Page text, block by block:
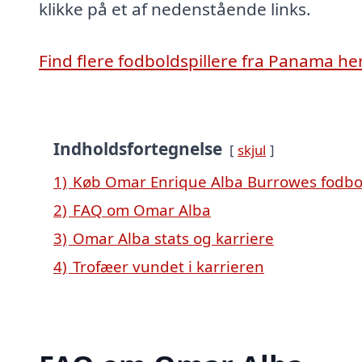
klikke på et af nedenstående links.
Find flere fodboldspillere fra Panama
Indholdsfortegnelse skjul
1) Køb Omar Enrique Alba Burrowes
2) FAQ om Omar Alba
3) Omar Alba stats og karriere
4) Trofæer vundet i karrieren